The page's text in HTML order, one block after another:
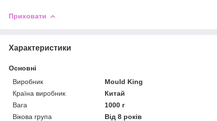
Приховати
Характеристики
Основні
Виробник
Mould King
Країна виробник
Китай
Вага
1000 г
Вікова група
Від 8 років